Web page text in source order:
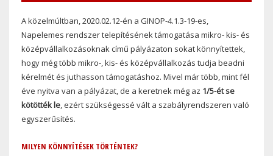
A közelmúltban, 2020.02.12-én a GINOP-4.1.3-19-es,
Napelemes rendszer telepítésének támogatása mikro- kis- és
középvállalkozásoknak című pályázaton sokat könnyítettek,
hogy még több mikro-, kis- és középvállalkozás tudja beadni
kérelmét és juthasson támogatáshoz. Mivel már több, mint fél
éve nyitva van a pályázat, de a keretnek még az 1/5-ét se
kötötték le, ezért szükségessé vált a szabályrendszeren való
egyszerűsítés.
MILYEN KÖNNYÍTÉSEK TÖRTÉNTEK?